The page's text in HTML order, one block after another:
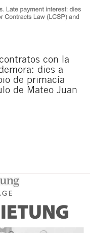
con la
dies a
de primacía
de Mateo Juan